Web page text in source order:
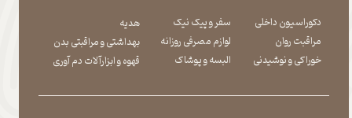
دکوراسیون داخلی
مراقبت روان
​​​​​​​خوراکی و نوشیدنی
سفر و پیک نیک
لوازم مصرفی روزانه
​​​​​​​البسه و پوشاک
هدیه
بهداشتی و مراقبتی بدن
​​​​​​​قهوه و ابزارآلات دم آوری